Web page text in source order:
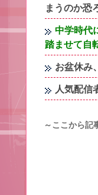
まうのか恐
中学時代
踏ませて自
お盆休み
人気配信
～ここから記